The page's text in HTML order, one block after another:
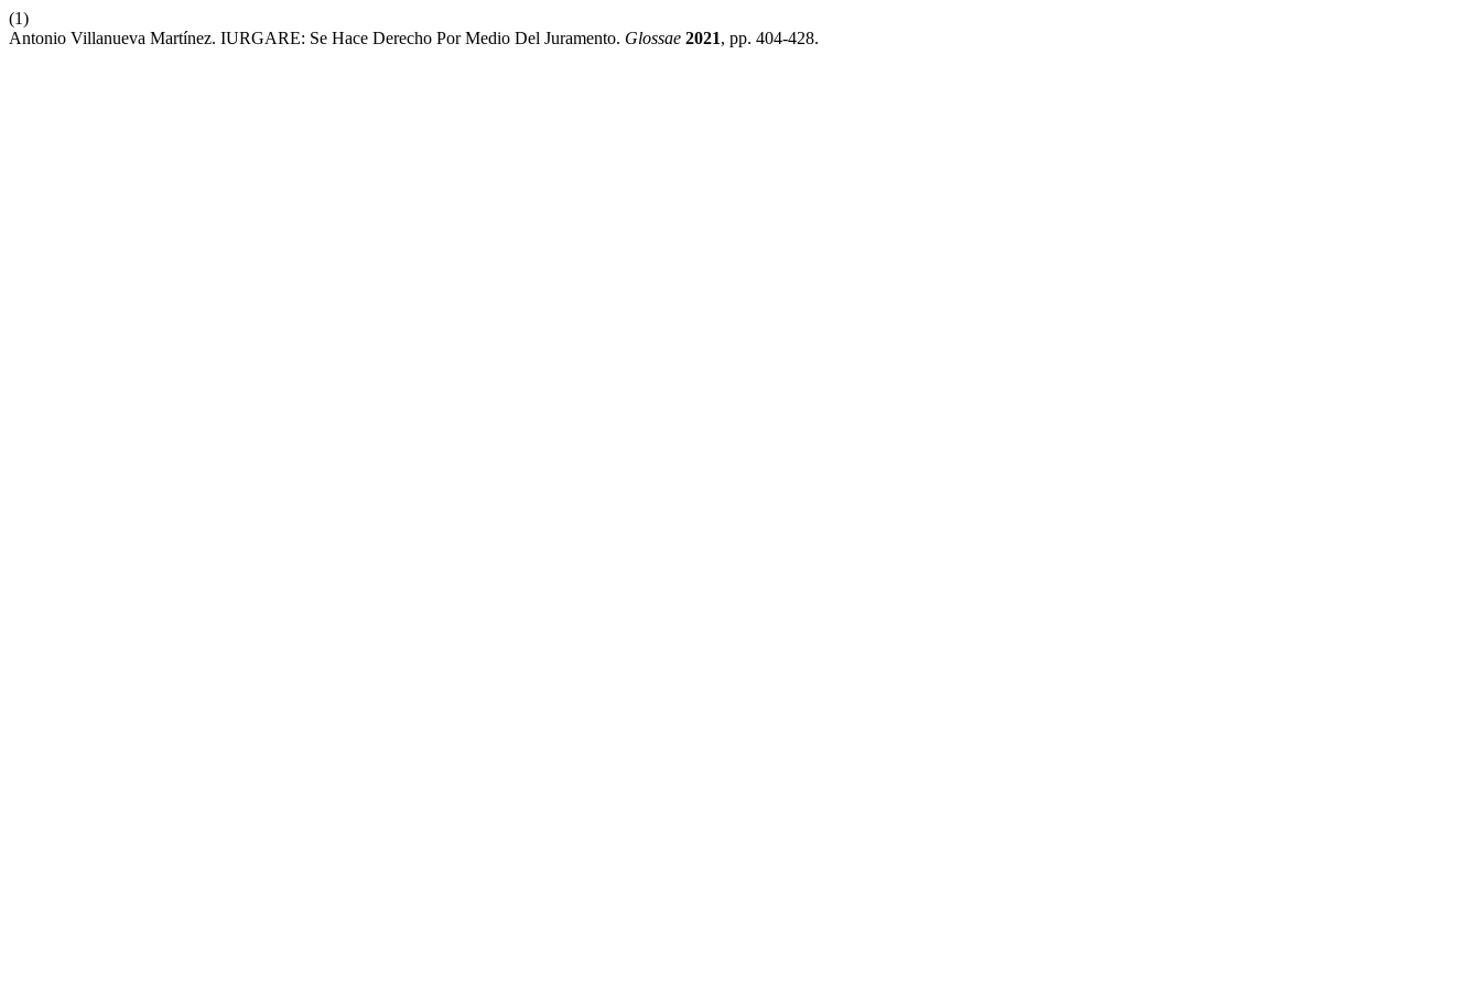
(1)
Antonio Villanueva Martínez. IURGARE: Se Hace Derecho Por Medio Del Juramento. Glossae 2021, pp. 404-428.